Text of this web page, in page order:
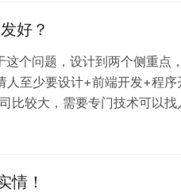
好？
这个问题，设计到两个侧重
至少要设计+前端开发+程
比较大，需要专门技术可以
付接口，订单系统等等。
情！